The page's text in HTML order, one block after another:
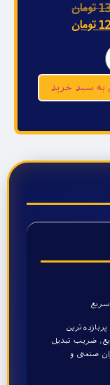
تومان
تومان
به سبد خرید
و پربازده‌ترین
ضریب تبدیل
صنعتی و